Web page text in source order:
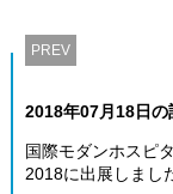
PREV
2018年07月18日の
国際モダンホスピ
2018に出展しまし